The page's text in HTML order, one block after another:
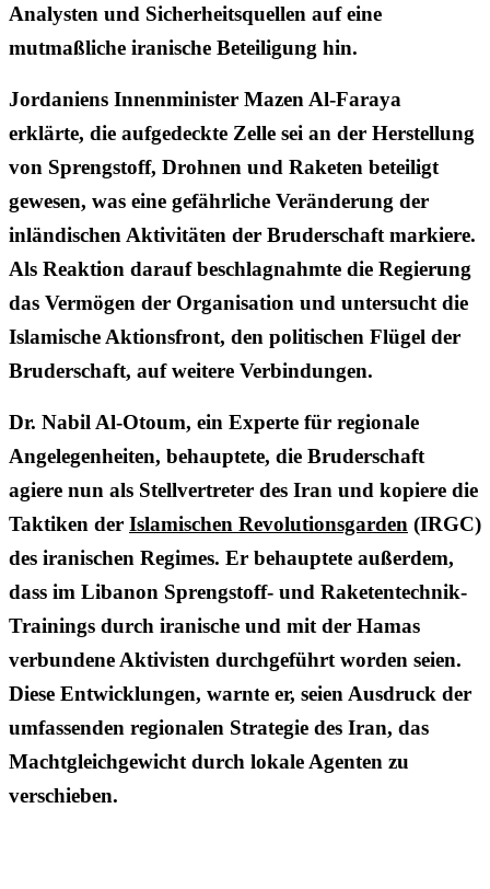
Analysten und Sicherheitsquellen auf eine
mutmaßliche iranische Beteiligung hin.
Jordaniens Innenminister Mazen Al-Faraya
erklärte, die aufgedeckte Zelle sei an der Herstellung
von Sprengstoff, Drohnen und Raketen beteiligt
gewesen, was eine gefährliche Veränderung der
inländischen Aktivitäten der Bruderschaft markiere.
Als Reaktion darauf beschlagnahmte die Regierung
das Vermögen der Organisation und untersucht die
Islamische Aktionsfront, den politischen Flügel der
Bruderschaft, auf weitere Verbindungen.
Dr. Nabil Al-Otoum, ein Experte für regionale
Angelegenheiten, behauptete, die Bruderschaft
agiere nun als Stellvertreter des Iran und kopiere die
Taktiken der Islamischen Revolutionsgarden (IRGC)
des iranischen Regimes. Er behauptete außerdem,
dass im Libanon Sprengstoff- und Raketentechnik-
Trainings durch iranische und mit der Hamas
verbundene Aktivisten durchgeführt worden seien.
Diese Entwicklungen, warnte er, seien Ausdruck der
umfassenden regionalen Strategie des Iran, das
Machtgleichgewicht durch lokale Agenten zu
verschieben.